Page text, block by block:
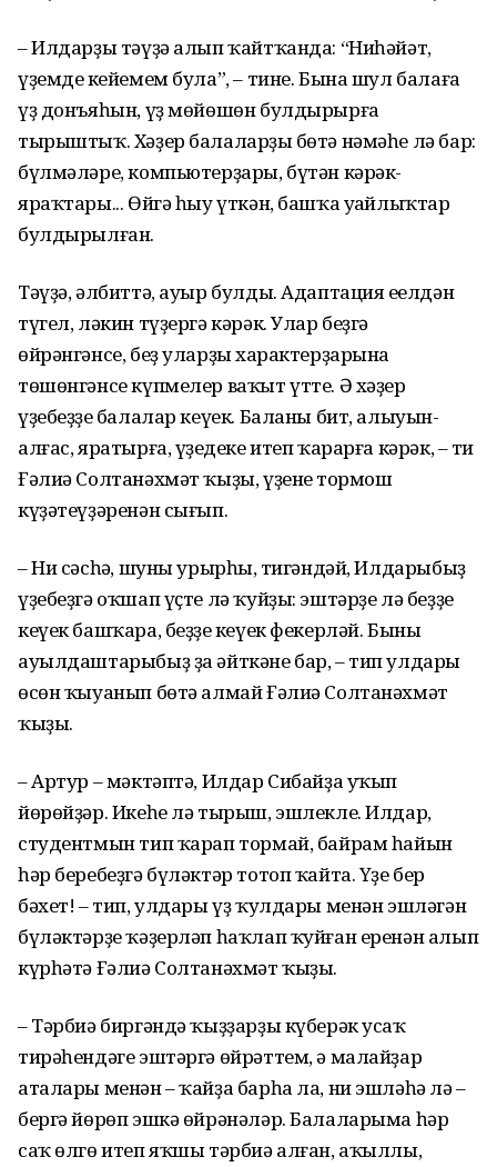
– Илдарҙы тәүҙә алып ҡайтҡанда: “Ниһәйәт,
үҙемдең кейемем була”, – тине. Бына шул балаға
үҙ донъяһын, үҙ мөйөшөн булдырырға
тырыштыҡ. Хәҙер балаларҙың бөтә нәмәһе лә бар:
бүлмәләре, компьютерҙары, бүтән кәрәк-
яраҡтары... Өйгә һыу үткән, башҡа уңайлыҡтар
булдырылған.
Тәүҙә, әлбиттә, ауыр булды. Адаптация еңелдән
түгел, ләкин түҙергә кәрәк. Улар беҙгә
өйрәнгәнсе, беҙ уларҙың характерҙарына
төшөнгәнсе күпмелер ваҡыт үтте. Ә хәҙер
үҙебеҙҙең балалар кеүек. Баланы бит, алыуын-
алғас, яратырға, үҙеңдеке итеп ҡарарға кәрәк, – ти
Ғәлиә Солтанәхмәт ҡыҙы, үҙенең тормош
күҙәтеүҙәренән сығып.
– Ни сәсһәң, шуны урырһың, тигәндәй, Илдарыбыҙ
үҙебеҙгә оҡшап үҫте лә ҡуйҙы: эштәрҙе лә беҙҙең
кеүек башҡара, беҙҙең кеүек фекерләй. Быны
ауылдаштарыбыҙ ҙа әйткәне бар, – тип улдары
өсөн ҡыуанып бөтә алмай Ғәлиә Солтанәхмәт
ҡыҙы.
– Артур – мәктәптә, Илдар Сибайҙа уҡып
йөрөйҙәр. Икеһе лә тырыш, эшлекле. Илдар,
студентмын тип ҡарап тормай, байрам һайын
һәр беребеҙгә бүләктәр тотоп ҡайта. Үҙе бер
бәхет! – тип, улдары үҙ ҡулдары менән эшләгән
бүләктәрҙе ҡәҙерләп һаҡлап ҡуйған еренән алып
күрһәтә Ғәлиә Солтанәхмәт ҡыҙы.
– Тәрбиә биргәндә ҡыҙҙарҙы күберәк усаҡ
тирәһендәге эштәргә өйрәттем, ә малайҙар
аталары менән – ҡайҙа барһа ла, ни эшләһә лә –
бергә йөрөп эшкә өйрәнәләр. Балаларыма һәр
саҡ өлгө итеп яҡшы тәрбиә алған, аҡыллы,